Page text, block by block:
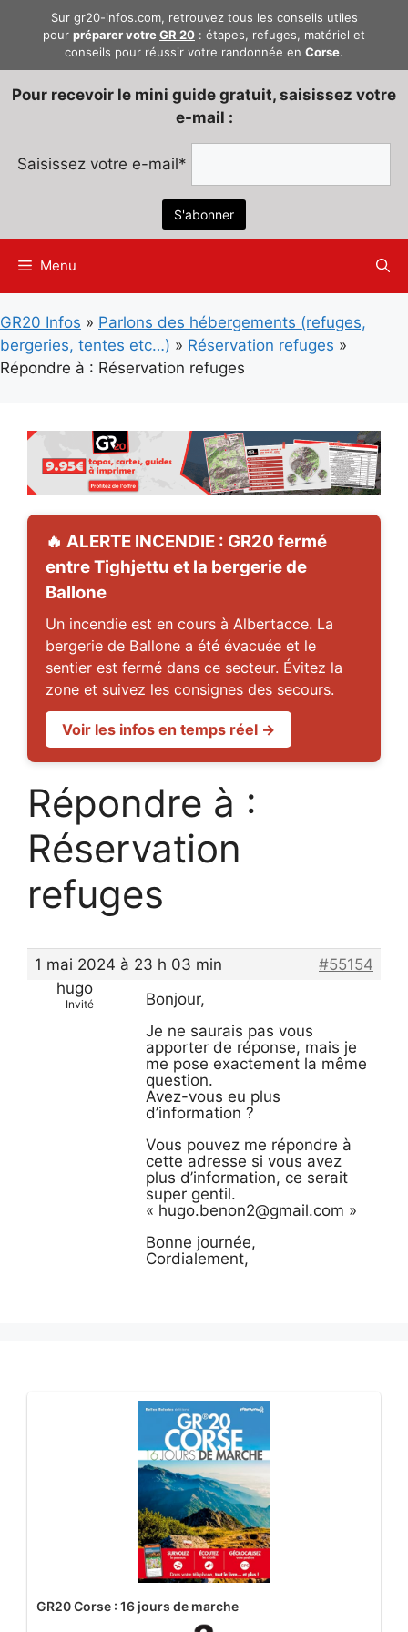
Sur gr20-infos.com, retrouvez tous les conseils utiles
pour préparer votreGR 20 : étapes, refuges, matériel et
conseils pour réussir votre randonnée en Corse.
Pour recevoir le mini guide gratuit, saisissez votre
e-mail :
Saisissez votre e-mail*
Menu
GR20 Infos » Parlons des hébergements (refuges,
bergeries, tentes etc…) » Réservation refuges »
Répondre à : Réservation refuges
🔥 ALERTE INCENDIE : GR20 fermé
entre Tighjettu et la bergerie de
Ballone
Un incendie est en cours à Albertacce. La
bergerie de Ballone a été évacuée et le
sentier est fermé dans ce secteur. Évitez la
zone et suivez les consignes des secours.
Voir les infos en temps réel →
Répondre à :
Réservation
refuges
1 mai 2024 à 23 h 03 min
#55154
hugo
Invité
Bonjour,
Je ne saurais pas vous
apporter de réponse, mais je
me pose exactement la même
question.
Avez-vous eu plus
d’information ?
Vous pouvez me répondre à
cette adresse si vous avez
plus d’information, ce serait
super gentil.
« hugo.benon2@gmail.com »
Bonne journée,
Cordialement,
GR20 Corse : 16 jours de marche